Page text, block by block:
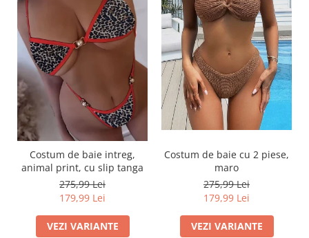
Costum de baie intreg,
animal print, cu slip tanga
275,99 Lei
179,99 Lei
VEZI VARIANTE
Costum de baie cu 2 piese,
maro
275,99 Lei
179,99 Lei
VEZI VARIANTE